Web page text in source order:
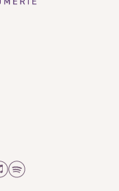
Apple_Music
Spotify